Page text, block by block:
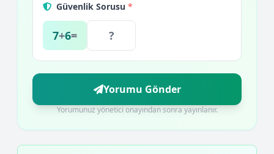
Güvenlik Sorusu *
7+6=
Yorumu Gönder
Yorumunuz yönetici onayından sonra yayınlanır.